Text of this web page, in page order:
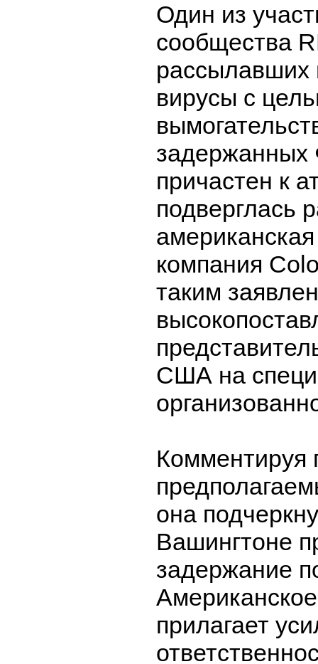
Один из
сообщества
рассылавших
вирусы с
причастен к
подверглась
компания
таким
США на
Комментируя
она
Вашингтоне
задержание
прилагает